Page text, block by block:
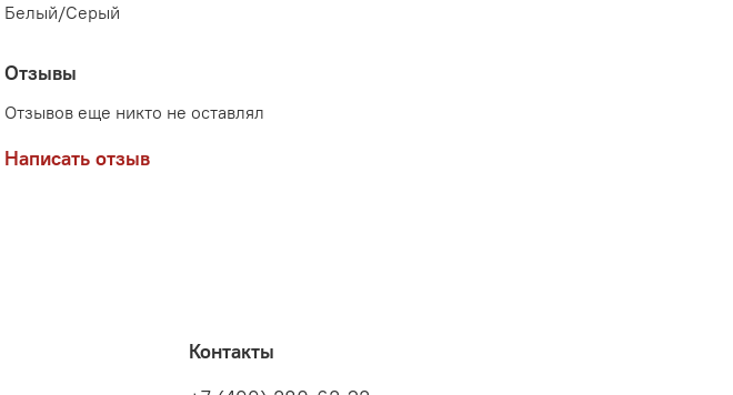
Белый/Серый
Отзывы
Отзывов еще никто не оставлял
Написать отзыв
Контакты